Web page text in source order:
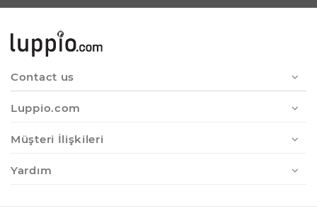
Contact us
Luppio.com
Müşteri İlişkileri
Yardım